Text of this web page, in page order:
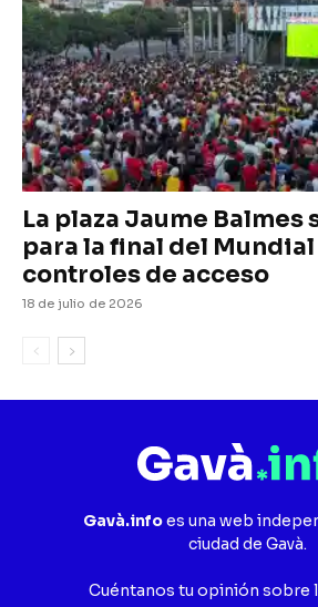
La plaza Jaume Balmes
para la final del Mundial
controles de acceso
18 de julio de 2026
Gavà.infoes una web
ciudad de Gavà.
Cuéntanos tu opinión sobre